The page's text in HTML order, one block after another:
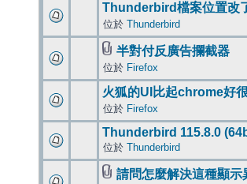
Thunderbird檔案位置改
位於 Thunderbird
半對付反廣告攔截器
位於 Firefox
火狐的UI比起chrome好
位於 Firefox
Thunderbird 115.8.0
位於 Thunderbird
請問怎麼解決這種顯示